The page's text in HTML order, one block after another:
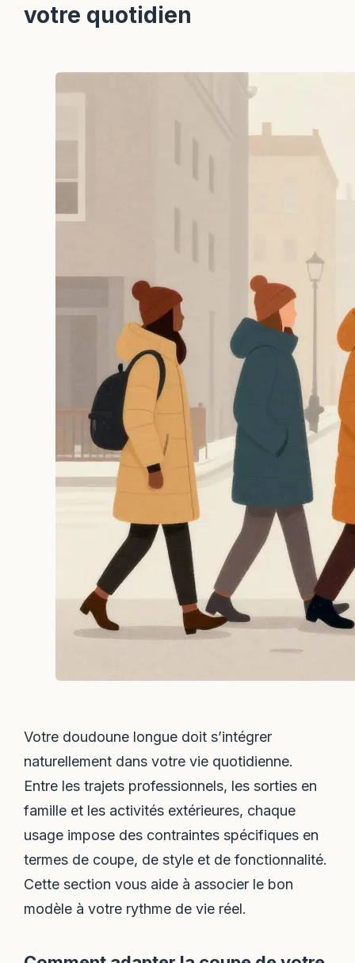
votre quotidien
Votre doudoune longue doit s’intégrer
naturellement dans votre vie quotidienne.
Entre les trajets professionnels, les sorties en
famille et les activités extérieures, chaque
usage impose des contraintes spécifiques en
termes de coupe, de style et de fonctionnalité.
Cette section vous aide à associer le bon
modèle à votre rythme de vie réel.